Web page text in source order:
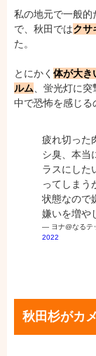
私の地元で一般的
で、秋田ではクサ
た。
とにかく 体が大き
ルム、蛍光灯に
中で恐怖を感じる
疲れ切った
シ臭、本当
ラスにした
ってしまう
状態なので
嫌いを増や
— ヨナ@なるテ
2022
秋田杉がカ